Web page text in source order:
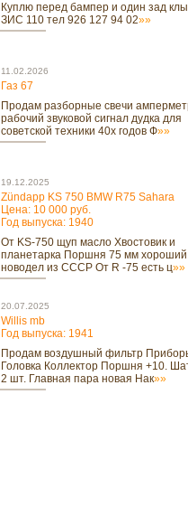
Куплю перед бампер и один зад
ЗИС 110 тел 926 127 94 02»»
11.02.2026
Газ 67
Продам разборные свечи
рабочий звуковой сигнал дудка для
советской техники 40х годов Ф»»
19.12.2025
Zündapp KS 750 BMW R75 Sahara
Цена: 10 000 руб.
Год выпуска: 1940
От KS-750 щуп масло Хвостовик и
планетарка Поршня 75 мм хороший
новодел из СССР От R -75 есть ц»»
20.07.2025
Willis mb
Год выпуска: 1941
Продам воздушный фильтр
Головка Коллектор Поршня +10.
2 шт. Главная пара новая Нак»»